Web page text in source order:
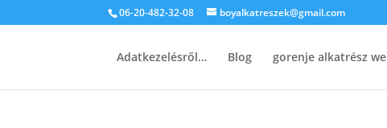
06-20-482-32-08 boyalkatreszek@gmail.com
Adatkezelésről… Blog gorenje alkatrész